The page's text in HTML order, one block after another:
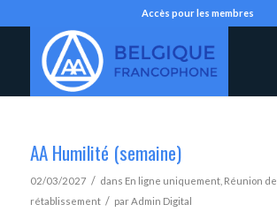
Accès pour les membres
AA Humilité (semaine)
02/03/2027 / dans En ligne uniquement, Réunion de
rétablissement / parAdmin Digital